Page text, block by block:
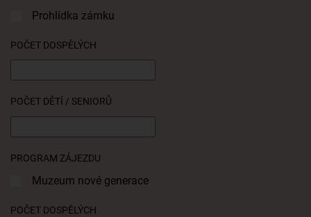
Prohlídka zámku
POČET DOSPĚLÝCH
POČET DĚTÍ / SENIORŮ
PROGRAM ZÁJEZDU
Muzeum nové generace
POČET DOSPĚLÝCH